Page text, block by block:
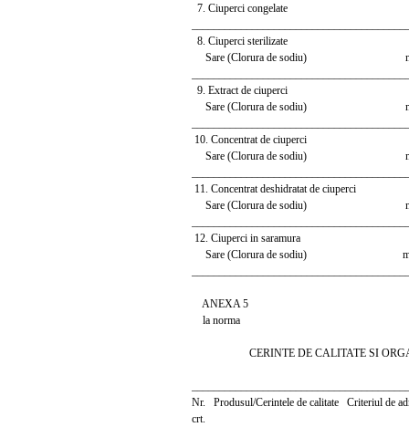
7. Ciuperci
8. Ciuperci
Sare (Clorura de sodiu)
9. Extract de ciuperci
Sare (Clorura de sodiu)
10. Concentrat de ciuperci
Sare (Clorura de sodiu)
11. Concentrat deshidratat de ciuperci
Sare (Clorura de sodiu)
12. Ciuperci in saramura
Sare (Clorura de sodiu)
ANEXA 5
la norma
CERINTE DE CALITATE SI
Nr. Produsul/Cerintele de calitate Criteriul de
crt.